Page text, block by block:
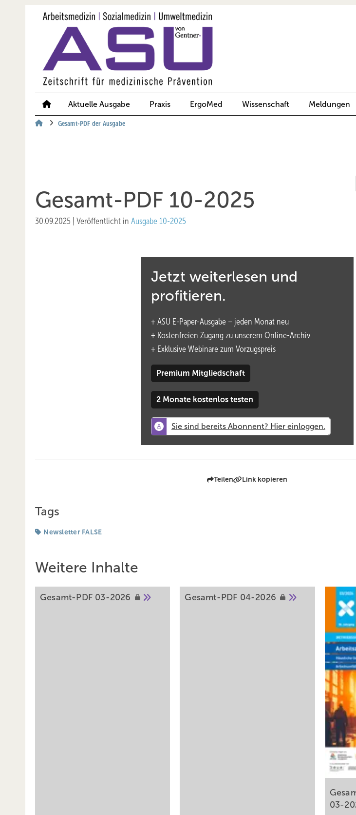
Aktuelle Ausgabe Praxis ErgoMed Wissenschaft Meldungen
Gesamt-PDF der Ausgabe
Gesamt-PDF 10-2025
30.09.2025 Veröffentlicht in Ausgabe 10-2025
Jetzt weiterlesen und
profitieren.
+ ASU E-Paper-Ausgabe – jeden Monat neu
+ Kostenfreien Zugang zu unserem Online-Archiv
+ Exklusive Webinare zum Vorzugspreis
Premium Mitgliedschaft
2 Monate kostenlos testen
Teilen Link kopieren
Tags
Newsletter FALSE
Weitere Inhalte
Gesamt-PDF 03-2026 Gesamt-PDF 04-2026
03-